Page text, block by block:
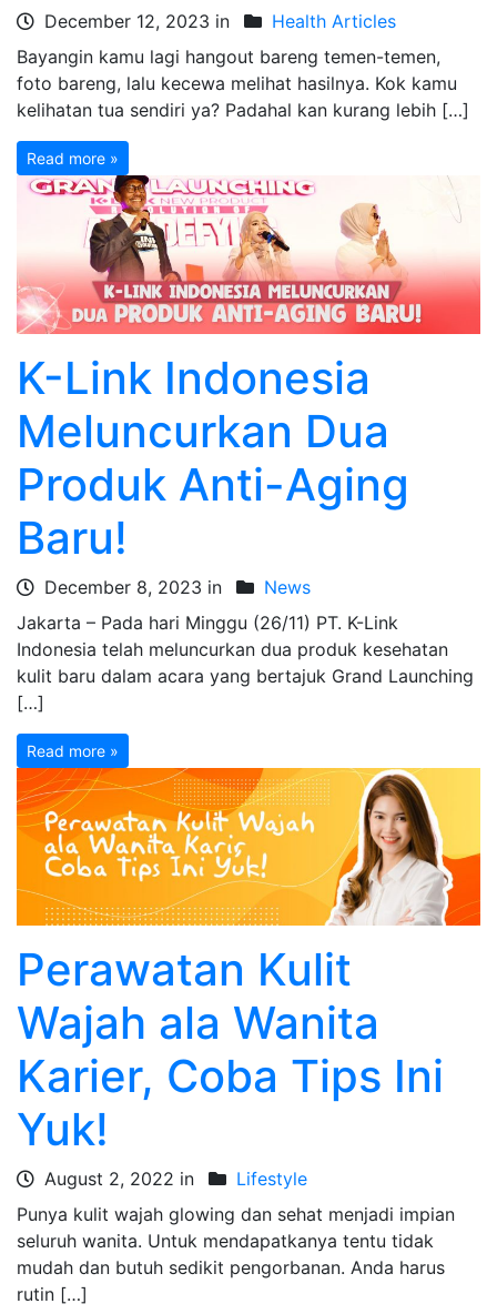
December 12, 2023 in
Health Articles
Bayangin kamu lagi hangout bareng temen-temen,
foto bareng, lalu kecewa melihat hasilnya. Kok kamu
kelihatan tua sendiri ya? Padahal kan kurang lebih […]
Read more »
K-Link Indonesia
Meluncurkan Dua
Produk Anti-Aging
Baru!
December 8, 2023 in
News
Jakarta – Pada hari Minggu (26/11) PT. K-Link
Indonesia telah meluncurkan dua produk kesehatan
kulit baru dalam acara yang bertajuk Grand Launching
[…]
Read more »
Perawatan Kulit
Wajah ala Wanita
Karier, Coba Tips Ini
Yuk!
August 2, 2022 in
Lifestyle
Punya kulit wajah glowing dan sehat menjadi impian
seluruh wanita. Untuk mendapatkanya tentu tidak
mudah dan butuh sedikit pengorbanan. Anda harus
rutin […]